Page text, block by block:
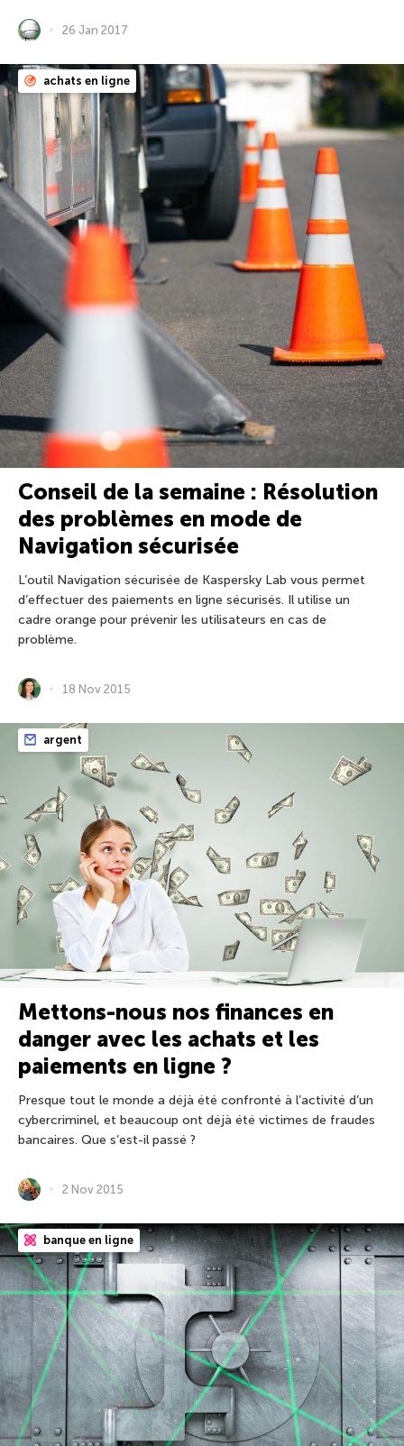
26 Jan 2017
achats en ligne
Conseil de la semaine : Résolution
des problèmes en mode de
Navigation sécurisée
L’outil Navigation sécurisée de Kaspersky Lab vous permet
d’effectuer des paiements en ligne sécurisés. Il utilise un
cadre orange pour prévenir les utilisateurs en cas de
problème.
18 Nov 2015
argent
Mettons-nous nos finances en
danger avec les achats et les
paiements en ligne ?
Presque tout le monde a déjà été confronté à l’activité d’un
cybercriminel, et beaucoup ont déjà été victimes de fraudes
bancaires. Que s’est-il passé ?
2 Nov 2015
banque en ligne